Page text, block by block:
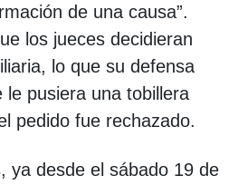
de una causa”.
los jueces decidieran
lo que su defensa
le pusiera una tobillera
pedido fue rechazado.
ya desde el sábado 19 de